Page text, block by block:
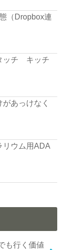
（Dropbox連
ッチ キッチ
あっけなく
リウム用ADA
も行く価値